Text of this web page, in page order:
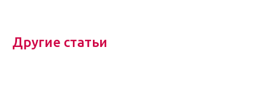
Другие статьи